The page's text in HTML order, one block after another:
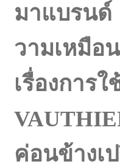
มาแบรนด์
วามเหมือ
เรื่องกา
ค่อนข้าง